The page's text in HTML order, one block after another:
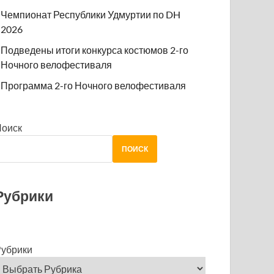
Чемпионат Республики Удмуртии по DH
2026
Подведены итоги конкурса костюмов 2-го
Ночного велофестиваля
Программа 2-го Ночного велофестиваля
ПОИСК